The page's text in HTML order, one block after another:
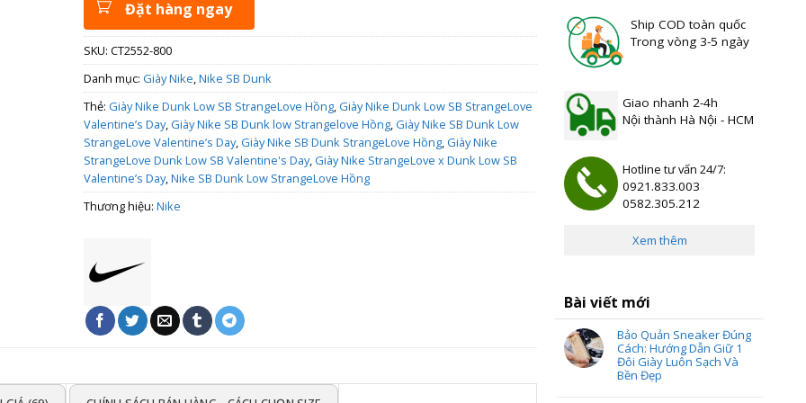
Ship COD toàn quốc
Trong vòng 3-5 ngày
Giao nhanh 2-4h
Nội thành Hà Nội - HCM
Hotline tư vấn 24/7:
0921.833.003
0582.305.212
Xem thêm
Bài viết mới
Bảo Quản Sneaker Đúng
Cách: Hướng Dẫn Giữ 1
Đôi Giày Luôn Sạch Và
Bền Đẹp
Đặt hàng ngay
SKU: CT2552-800
Danh mục: Giày Nike Nike SB Dunk
Thẻ: Giày Nike Dunk Low SB StrangeLove Hồng Giày Nike Dunk Low SB StrangeLove
Valentine’s Day, Giày Nike SB Dunk low Strangelove Hồng Giày Nike SB Dunk Low
StrangeLove Valentine’s Day, Giày Nike SB Dunk StrangeLove Hồng Giày Nike
StrangeLove Dunk Low SB Valentine's Day, Giày Nike StrangeLove x Dunk Low SB
Valentine’s Day, Nike SB Dunk Low StrangeLove Hồng
Thương hiệu: Nike